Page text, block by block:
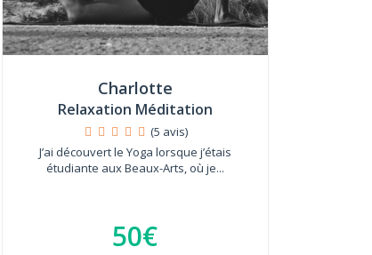
Charlotte
Relaxation Méditation
(5 avis)
J’ai découvert le Yoga lorsque j’étais
étudiante aux Beaux-Arts, où je...
50€